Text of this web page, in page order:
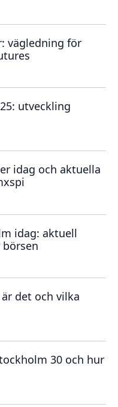
vägledning för
utveckling
idag och aktuella
idag: aktuell
det och vilka
30 och hur